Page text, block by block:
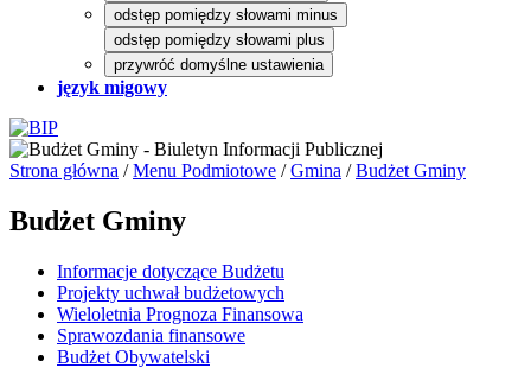
odstęp pomiędzy słowami minus
odstęp pomiędzy słowami plus
przywróć domyślne ustawienia
język migowy
Strona główna /Menu Podmiotowe /Gmina /Budżet Gminy
Budżet Gminy
Informacje dotyczące Budżetu
Projekty uchwał budżetowych
Wieloletnia Prognoza Finansowa
Sprawozdania finansowe
Budżet Obywatelski